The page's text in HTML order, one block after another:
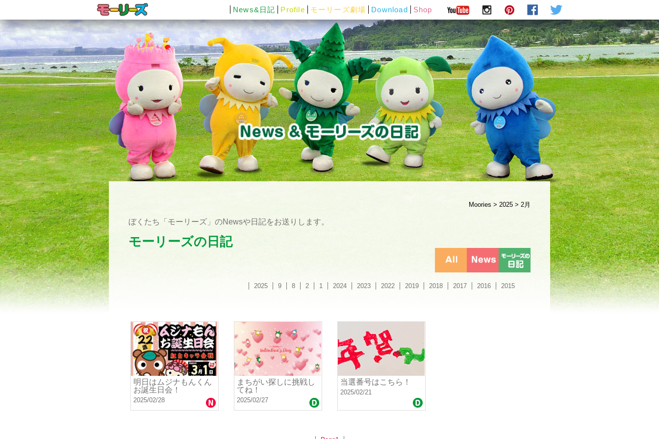
News&日記 Profile モーリーズ劇場 Download Shop
Moories > 2025 > 2月
ぼくたち「モーリーズ」のNewsや日記をお送りします。
モーリーズの日記
2025 9 8 2 1 2024 2023 2022 2019 2018 2017 2016 2015
明日はムジナもんくん
お誕生日会！
2025/02/28
まちがい探しに挑戦し
てね！
2025/02/27
当選番号はこちら！
2025/02/21